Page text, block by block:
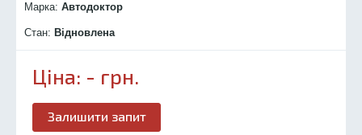
Марка: Автодоктор
Стан: Відновлена
Ціна: - грн.
Залишити запит